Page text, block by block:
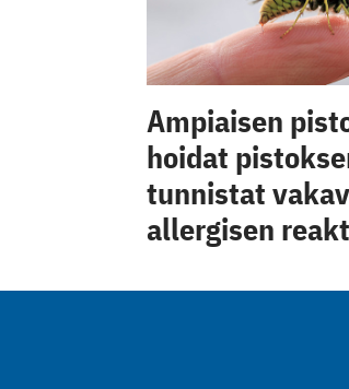
Ampiaisen
hoidat
tunnistat
allergisen